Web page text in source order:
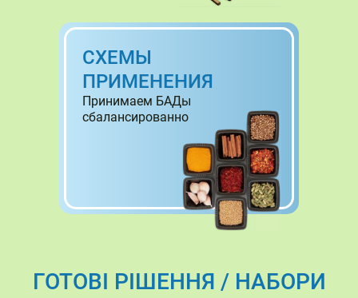
СХЕМЫ
ПРИМЕНЕНИЯ
Принимаем БАДы
сбалансированно
ГОТОВІ РІШЕННЯ / НАБОРИ